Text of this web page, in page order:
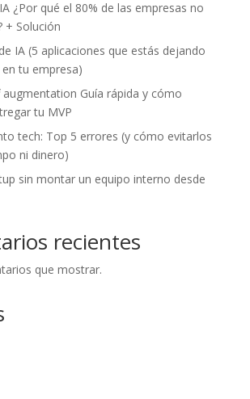
¿Por qué el 80% de las empresas no
+ Solución
IA (5 aplicaciones que estás dejando
tu empresa)
Guía rápida y cómo
tu MVP
tech: Top 5 errores (y cómo evitarlos
ni dinero)
sin montar un equipo interno desde
recientes
que mostrar.